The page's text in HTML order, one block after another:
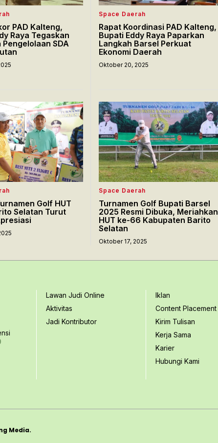
PAD Kalteng,
Raya Tegaskan
Pengelolaan SDA
Space Daerah
Rapat Koordinasi PAD Kalteng,
Bupati Eddy Raya Paparkan
Langkah Barsel Perkuat
Ekonomi Daerah
Oktober 20, 2025
Golf HUT
Selatan Turut
Space Daerah
Turnamen Golf Bupati Barsel
2025 Resmi Dibuka, Meriahkan
HUT ke-66 Kabupaten Barito
Selatan
Oktober 17, 2025
Lawan Judi Online
Aktivitas
Jadi Kontributor
Iklan
Content Placement
Kirim Tulisan
Kerja Sama
Karier
Hubungi Kami
Media.